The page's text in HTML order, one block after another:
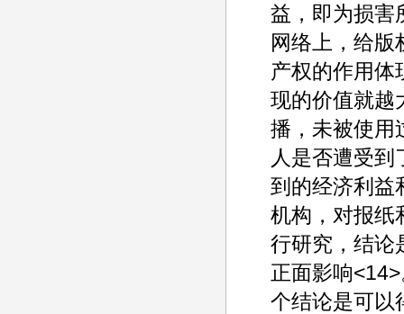
益，即为损害
网络上，给版
产权的作用体
现的价值就越
播，未被使用
人是否遭受
到的经济利益
机构，对报纸
行研究，结论
正面影响
个结论是可以